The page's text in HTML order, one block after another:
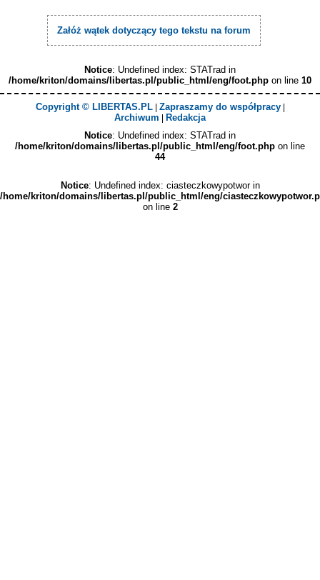
Załóż wątek dotyczący tego tekstu na forum
Notice: Undefined index: STATrad in
/home/kriton/domains/libertas.pl/public_html/eng/foot.php on line 10
Copyright © LIBERTAS.PL| Zapraszamy do współpracy|
Archiwum
Redakcja
Notice: Undefined index: STATrad in
/home/kriton/domains/libertas.pl/public_html/eng/foot.php on line
44
Notice: Undefined index: ciasteczkowypotwor in
/home/kriton/domains/libertas.pl/public_html/eng/
on line 2